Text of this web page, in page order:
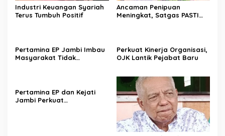
Industri Keuangan Syariah
Terus Tumbuh Positif
Ancaman Penipuan
Meningkat, Satgas PASTI
Pertamina EP Jambi Imbau
Masyarakat Tidak
Perkuat Kinerja Organisasi,
OJK Lantik Pejabat Baru
Pertamina EP dan Kejati
Jambi Perkuat